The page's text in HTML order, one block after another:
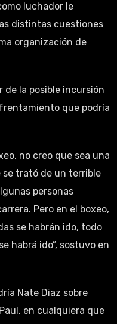
luchador le
distintas cuestiones
organización de
de la posible incursión
que podría
no creo que sea una
se trató de un terrible
personas
Pero en el boxeo,
se habrán ido, todo
habrá ido”, sostuvo en
Nate Diaz sobre
en cualquiera que